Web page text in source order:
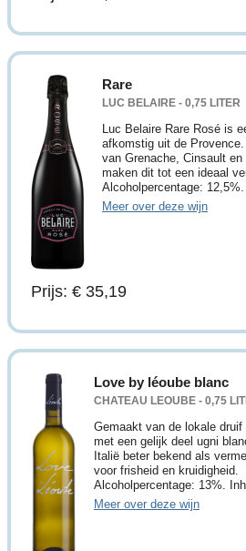
Rare
LUC BELAIRE - 0,75 LITER
Luc Belaire Rare Rosé is
afkomstig uit de
van Grenache, Cinsault
maken dit tot een ideaal
Alcoholpercentage: 12,5%.
Meer over deze wijn
Prijs: € 35,19
Love by léoube blanc
CHATEAU LEOUBE - 0,75
Gemaakt van de lokale druif
met een gelijk deel ugni
Italië beter bekend als
voor frisheid en kruidigheid.
Alcoholpercentage: 13%.
Meer over deze wijn